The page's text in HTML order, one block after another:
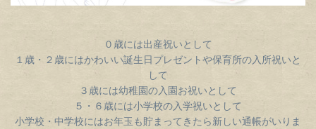
０歳には出産祝いとして
１歳・２歳にはかわいい誕生日プレゼントや保育所の入所祝いと
して
３歳には幼稚園の入園お祝いとして
５・６歳には小学校の入学祝いとして
小学校・中学校にはお年玉も貯まってきたら新しい通帳がいりま